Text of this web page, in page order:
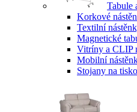
Tabule
Korkové
Textilní
Magnetické
Vitríny a CLIP
Mobilní
Stojany na